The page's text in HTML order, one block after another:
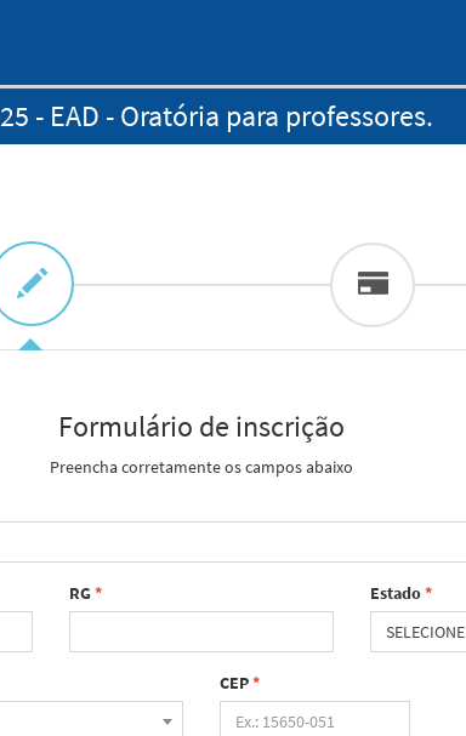
- EAD - Oratória para professores.
Formulário de inscrição
Preencha corretamente os campos abaixo
RG* Estado*
SELECIONE
CEP*